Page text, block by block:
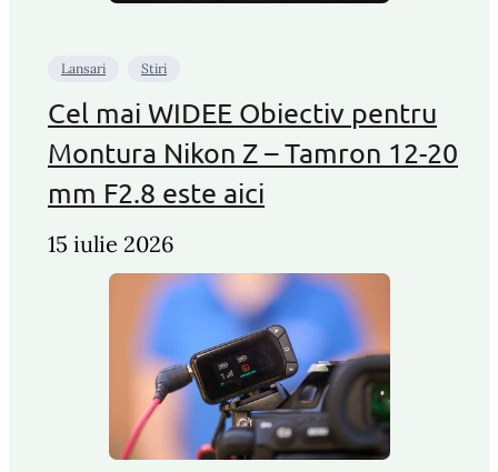
Lansari Stiri
Cel mai WIDEE Obiectiv pentru
Montura Nikon Z – Tamron 12-20
mm F2.8 este aici
15 iulie 2026